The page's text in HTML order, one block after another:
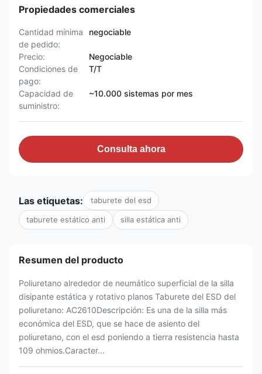
Propiedades comerciales
Cantidad mínima
de pedido:
negociable
Precio:
Negociable
Condiciones de
pago:
T/T
Capacidad de
suministro:
~10.000 sistemas por mes
Consulta ahora
Las etiquetas: taburete del esd
taburete estático anti silla estática anti
Resumen del producto
Poliuretano alrededor de neumático superficial de la silla
disipante estática y rotativo planos Taburete del ESD del
poliuretano: AC2610Descripción: Es una de la silla más
económica del ESD, que se hace de asiento del
poliuretano, con el esd poniendo a tierra resistencia hasta
109 ohmios.Caracter...